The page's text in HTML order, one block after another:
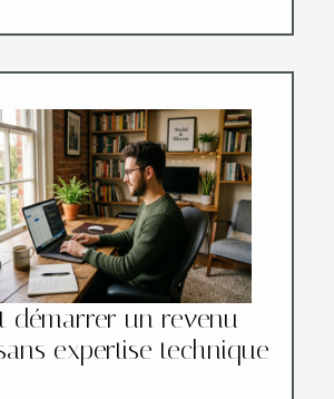
démarrer un revenu
expertise technique